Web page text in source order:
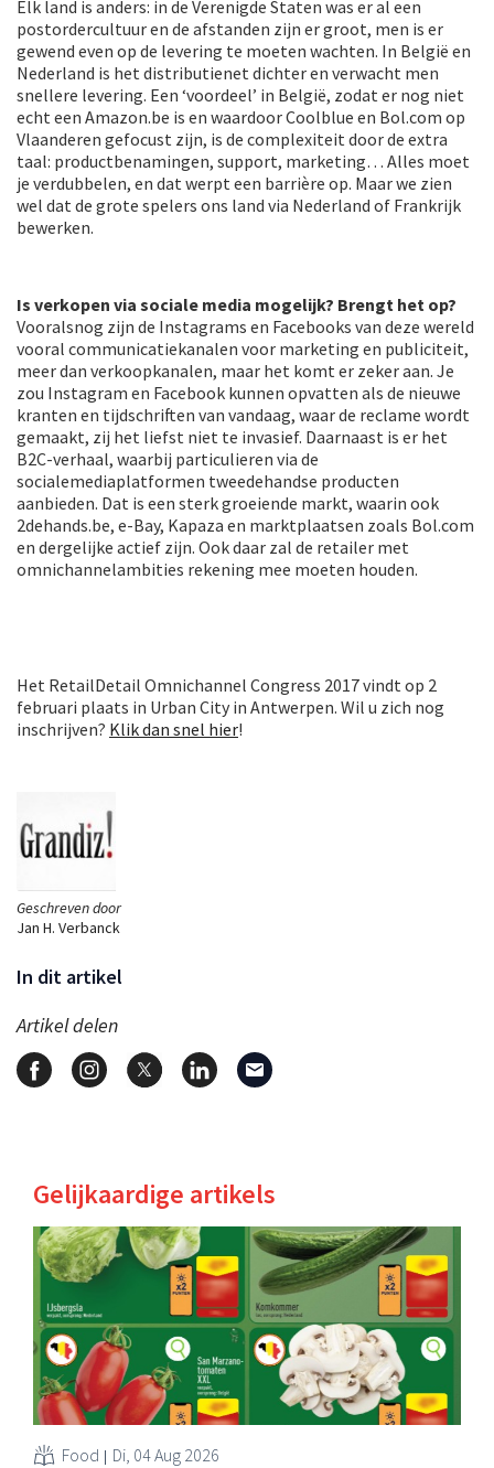
Geschreven door
Jan H. Verbanck
In dit artikel
Artikel delen
Elk land is anders: in de Verenigde Staten was er al een
postordercultuur en de afstanden zijn er groot, men is er
gewend even op de levering te moeten wachten. In België en
Nederland is het distributienet dichter en verwacht men
snellere levering. Een ‘voordeel’ in België, zodat er nog niet
echt een Amazon.be is en waardoor Coolblue en Bol.com op
Vlaanderen gefocust zijn, is de complexiteit door de extra
taal: productbenamingen, support, marketing… Alles moet
je verdubbelen, en dat werpt een barrière op. Maar we zien
wel dat de grote spelers ons land via Nederland of Frankrijk
bewerken.
Is verkopen via sociale media mogelijk? Brengt het op?
Vooralsnog zijn de Instagrams en Facebooks van deze wereld
vooral communicatiekanalen voor marketing en publiciteit,
meer dan verkoopkanalen, maar het komt er zeker aan. Je
zou Instagram en Facebook kunnen opvatten als de nieuwe
kranten en tijdschriften van vandaag, waar de reclame wordt
gemaakt, zij het liefst niet te invasief. Daarnaast is er het
B2C-verhaal, waarbij particulieren via de
socialemediaplatformen tweedehandse producten
aanbieden. Dat is een sterk groeiende markt, waarin ook
2dehands.be, e-Bay, Kapaza en marktplaatsen zoals Bol.com
en dergelijke actief zijn. Ook daar zal de retailer met
omnichannelambities rekening mee moeten houden.
Het RetailDetail Omnichannel Congress 2017 vindt op 2
februari plaats in Urban City in Antwerpen. Wil u zich nog
inschrijven? Klik dan snel hier!
Gelijkaardige artikels
Food Di, 04 Aug 2026